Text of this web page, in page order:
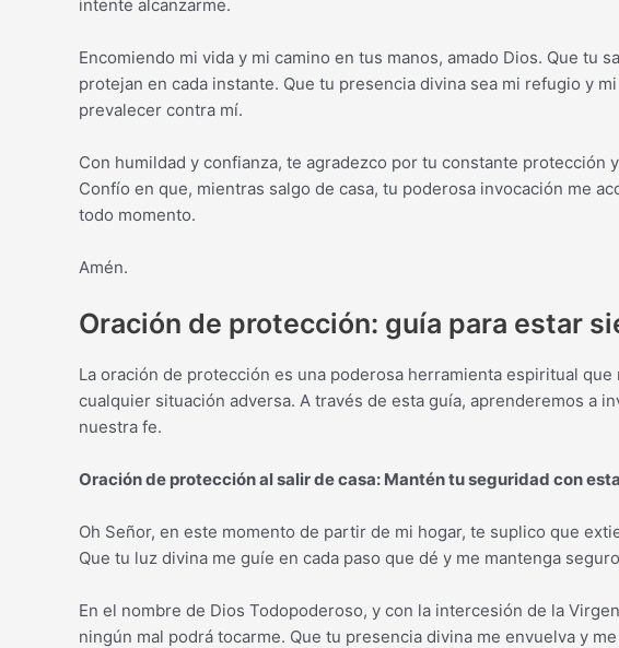
intente alcanzarme.
Encomiendo mi vida y mi camino en tus manos, amado Dios. Que tu
protejan en cada instante. Que tu presencia divina sea mi refugio y
prevalecer contra mí.
Con humildad y confianza, te agradezco por tu constante protección
Confío en que, mientras salgo de casa, tu poderosa invocación me
todo momento.
Amén.
Oración de protección: guía para estar
La oración de protección es una poderosa herramienta espiritual
cualquier situación adversa. A través de esta guía, aprenderemos a
nuestra fe.
Oración de protección al salir de casa: Mantén tu seguridad con
Oh Señor, en este momento de partir de mi hogar, te suplico que
Que tu luz divina me guíe en cada paso que dé y me mantenga
En el nombre de Dios Todopoderoso, y con la intercesión de la
ningún mal podrá tocarme. Que tu presencia divina me envuelva y